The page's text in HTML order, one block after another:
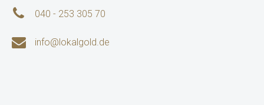

 040 - 253 305 70

 info@lokalgold.de